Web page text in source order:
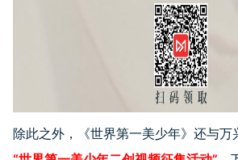
除此之外，《世界第一美少年》还与万